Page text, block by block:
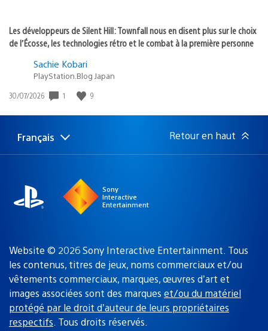
Les développeurs de Silent Hill: Townfall nous en disent plus sur le choix
de l’Écosse, les technologies rétro et le combat à la première personne
Sachie Kobari
PlayStation.Blog Japan
Date
publication
30/07/2026 1 9
Choisir
une
Région
actuelle
Français Retour en haut
Sony
Interactive
Entertainment
Website © 2026 Sony Interactive Entertainment. Tous
les contenus, titres de jeux, noms commerciaux et/ou
vêtements commerciaux, marques, œuvres d’art et
images associées sont des marques et/ou du matériel
protégé par le droit d’auteur de leurs propriétaires
respectifs. Tous droits réservés.